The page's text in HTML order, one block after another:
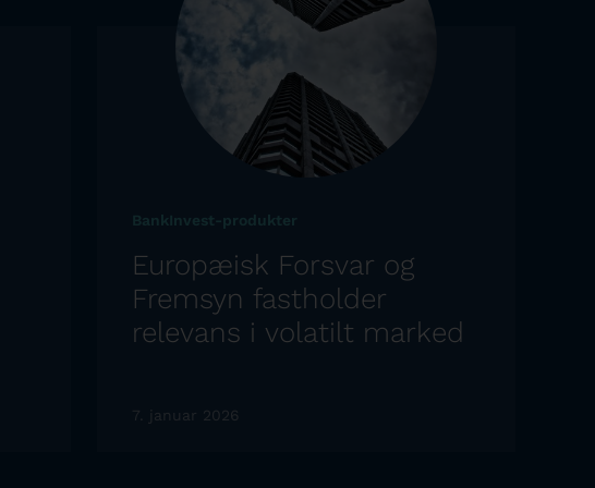
BankInvest-produkter
Europæisk Forsvar og
Fremsyn fastholder
relevans i volatilt marked
7. januar 2026